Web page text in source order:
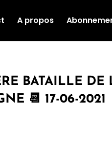
A propos
BATAILLE DE
📆 17-06-2021